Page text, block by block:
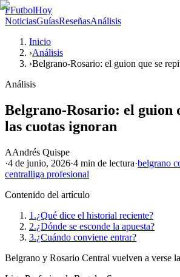
FFutbolHoy
NoticiasGuíasReseñasAnálisis
Inicio
›Análisis
›Belgrano-Rosario: el guion que se
Análisis
Belgrano-Rosario: el guion
las cuotas ignoran
AAndrés Quispe
·4 de junio, 2026·4 min de lectura·belgrano
centralliga profesional
Contenido del artículo
1.¿Qué dice el historial reciente?
2.¿Dónde se esconde la apuesta?
3.¿Cuándo conviene entrar?
Belgrano y Rosario Central vuelven a verse